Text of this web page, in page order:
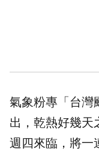
氣象粉專「台灣
出，乾熱好幾天
週四來臨，將一